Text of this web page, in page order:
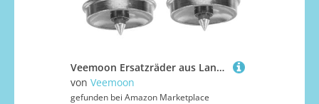
Veemoon Ersatzräder aus Langlebiger Legierung für Elektrische Modellzüge Geräuschreduzierende DIY-zubehörteile für Ruhigen Betrieb und Zuverlässige Leistung bei Modelleisenbahnen
von Veemoon
gefunden bei Amazon Marketplace